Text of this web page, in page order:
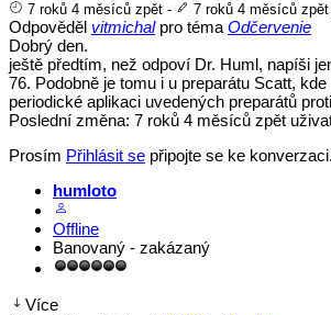
7 roků 4 měsíců zpět- 7 roků 4 měsíců zpět
Odpověděl vitmichalpro téma Odčervenie
Dobrý den.
ještě předtím, než odpoví Dr. Huml, napíši
76. Podobně je tomu i u preparátu Scatt,
periodické aplikaci uvedených preparátů
Poslední změna: 7 roků 4 měsíců zpět
Prosím Přihlásit se připojte se ke konverzaci.
humloto
Offline
Banovaný - zakázaný
Více